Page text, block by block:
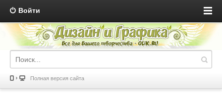
Войти
Полная версия сайта